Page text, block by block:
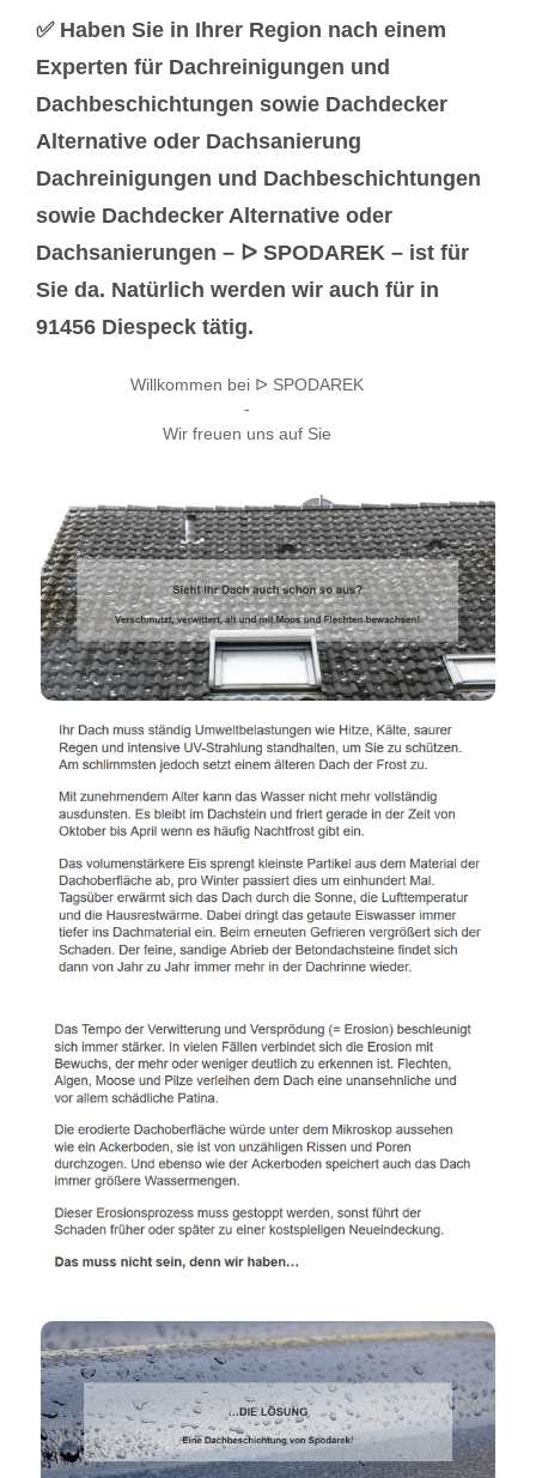
✅ Haben Sie in Ihrer Region nach einem
Experten für Dachreinigungen und
Dachbeschichtungen sowie Dachdecker
Alternative oder Dachsanierung
Dachreinigungen und Dachbeschichtungen
sowie Dachdecker Alternative oder
Dachsanierungen – ᐅ SPODAREK – ist für
Sie da. Natürlich werden wir auch für in
91456 Diespeck tätig.
Willkommen bei ᐅ SPODAREK
-
Wir freuen uns auf Sie